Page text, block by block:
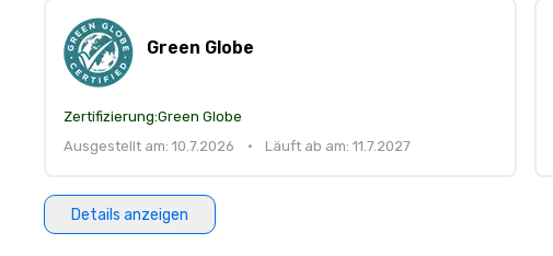
Green Globe
Zertifizierung:Green Globe
Ausgestellt am: 10.7.2026
• Läuft ab am: 11.7.2027
Details anzeigen